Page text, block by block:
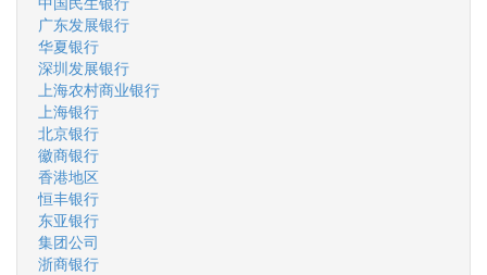
广东发展银行
华夏银行
深圳发展银行
上海农村商业银行
上海银行
北京银行
徽商银行
香港地区
恒丰银行
东亚银行
集团公司
浙商银行